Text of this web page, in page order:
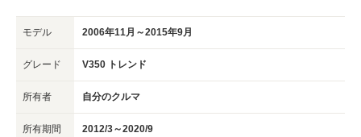
モデル 2006年11月～2015年9月
グレード V350 トレンド
所有者 自分のクルマ
所有期間 2012/3～2020/9